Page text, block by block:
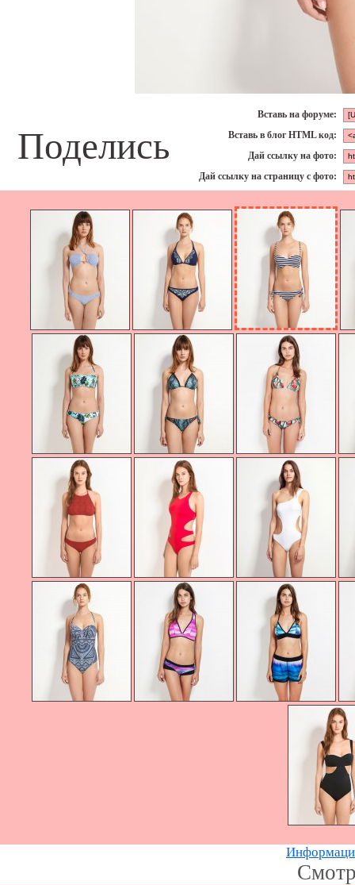
Поделись
Вставь на форуме:
Вставь в блог HTML код:
Дай ссылку на фото:
Дай ссылку на страницу с фото: